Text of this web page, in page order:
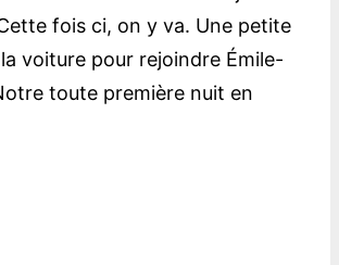
fois ci, on y va. Une petite
voiture pour rejoindre Émile-
toute première nuit en